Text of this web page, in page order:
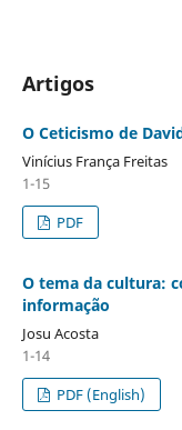
Artigos
O Ceticismo de
Vinícius França Freitas
1-15
PDF
O tema da cultura:
informação
Josu Acosta
1-14
PDF (English)